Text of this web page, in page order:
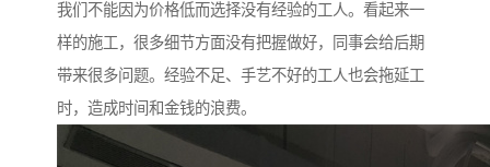
我们不能因为价格低而选择没有经验的工人。看起来一
样的施工，很多细节方面没有把握做好，同事会给后期
带来很多问题。经验不足、手艺不好的工人也会拖延工
时，造成时间和金钱的浪费。